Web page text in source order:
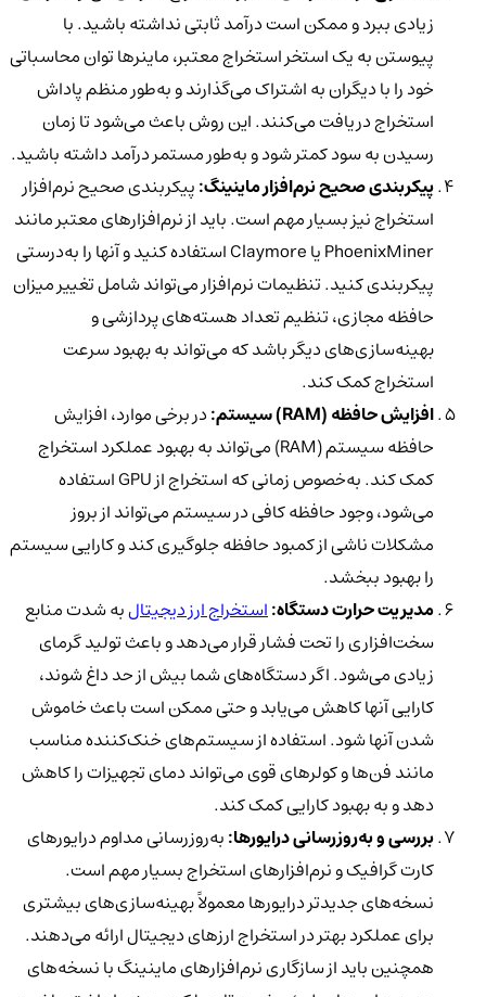
زیادی ببرد و ممکن است درآمد ثابتی نداشته باشید. با
پیوستن به یک استخر استخراج معتبر، ماینرها توان محاسباتی
خود را با دیگران به اشتراک می‌گذارند و به‌طور منظم پاداش
استخراج دریافت می‌کنند. این روش باعث می‌شود تا زمان
رسیدن به سود کمتر شود و به‌طور مستمر درآمد داشته باشید.
پیکربندی صحیح نرم‌افزار ماینینگ:پیکربندی صحیح نرم‌افزار
استخراج نیز بسیار مهم است. باید از نرم‌افزارهای معتبر مانند
PhoenixMiner یا Claymore استفاده کنید و آنها را به‌درستی
پیکربندی کنید. تنظیمات نرم‌افزار می‌تواند شامل تغییر میزان
حافظه مجازی، تنظیم تعداد هسته‌های پردازشی و
بهینه‌سازی‌های دیگر باشد که می‌تواند به بهبود سرعت
استخراج کمک کند.
افزایش حافظه (RAM) سیستم:
در برخی موارد، افزایش
حافظه سیستم (RAM) می‌تواند به بهبود عملکرد استخراج
کمک کند. به‌خصوص زمانی که استخراج از GPU استفاده
می‌شود، وجود حافظه کافی در سیستم می‌تواند از بروز
مشکلات ناشی از کمبود حافظه جلوگیری کند و کارایی سیستم
را بهبود ببخشد.
مدیریت حرارت دستگاه:استخراج ارز دیجیتالبه شدت منابع
سخت‌افزاری را تحت فشار قرار می‌دهد و باعث تولید گرمای
زیادی می‌شود. اگر دستگاه‌های شما بیش از حد داغ شوند،
کارایی آنها کاهش می‌یابد و حتی ممکن است باعث خاموش
شدن آنها شود. استفاده از سیستم‌های خنک‌کننده مناسب
مانند فن‌ها و کولرهای قوی می‌تواند دمای تجهیزات را کاهش
دهد و به بهبود کارایی کمک کند.
بررسی و به‌روزرسانی درایورها:به‌روزرسانی مداوم درایورهای
کارت گرافیک و نرم‌افزارهای استخراج بسیار مهم است.
نسخه‌های جدیدتر درایورها معمولاً بهینه‌سازی‌های بیشتری
برای عملکرد بهتر در استخراج ارزهای دیجیتال ارائه می‌دهند.
همچنین باید از سازگاری نرم‌افزارهای ماینینگ با نسخه‌های